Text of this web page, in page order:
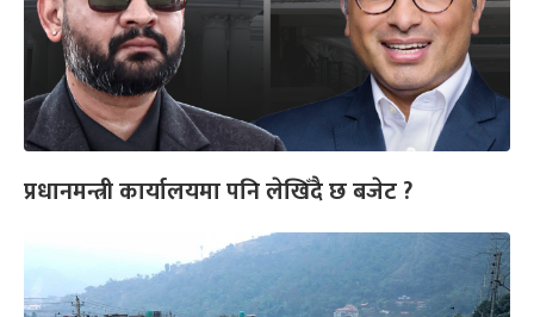
प्रधानमन्त्री कार्यालयमा पनि लेखिँदै छ बजेट ?